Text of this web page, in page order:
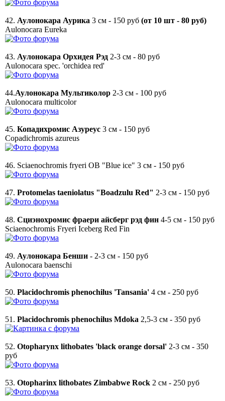
42. Аулонокара Аурика 3 см - 150 руб (от 10 шт - 80 руб)
Aulonocara Eureka
43. Аулонокара Орхидея Рэд 2-3 см - 80 руб
Aulonocara spec. 'orchidea red'
44.Аулонокара Мультиколор 2-3 см - 100 руб
Aulonocara multicolor
45. Копадихромис Азуреус 3 см - 150 руб
Copadichromis azureus
46. Sciaenochromis fryeri OB "Blue ice" 3 см - 150 руб
47. Protomelas taeniolatus "Boadzulu Red" 2-3 см - 150 руб
48. Сциэнохромис фраери айсберг рэд фин 4-5 см - 150 руб
Sciaenochromis Fryeri Iceberg Red Fin
49. Аулонокара Бенши - 2-3 см - 150 руб
Aulonocara baenschi
50. Placidochromis phenochilus 'Tansania' 4 см - 250 руб
51. Placidochromis phenochilus Mdoka 2,5-3 см - 350 руб
52. Otopharynx lithobates 'black orange dorsal' 2-3 см - 350
руб
53. Otopharinx lithobates Zimbabwe Rock 2 см - 250 руб